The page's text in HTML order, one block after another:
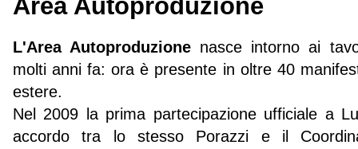
Area Autoproduzione
L'Area Autoproduzione nasce intorno ai
molti anni fa: ora è presente in oltre 40
estere.
Nel 2009 la prima partecipazione ufficiale a
accordo tra lo stesso Porazzi e il